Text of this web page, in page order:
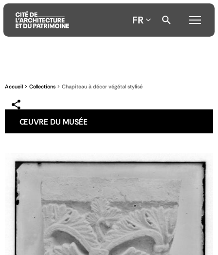
contenu
menu
la
FR
Accueil Collections Chapiteau à décor végétal stylisé
ŒUVRE DU MUSÉE